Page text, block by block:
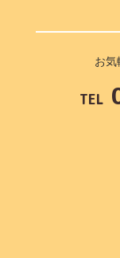
お気
TEL